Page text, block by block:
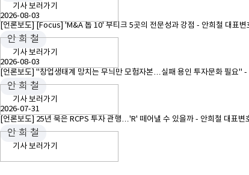
기사 보러가기
2026-08-03
[언론보도] [Focus] 'M&A 톱 10' 부티크 5곳의 전문성과 강점 - 안희철 대표변
안 희 철
기사 보러가기
2026-08-03
[언론보도] "창업생태계 망치는 무늬만 모험자본…실패 용인 투자문화 필요"
안 희 철
기사 보러가기
2026-07-31
[언론보도] 25년 묵은 RCPS 투자 관행…'R' 떼어낼 수 있을까 - 안희철 대표변
안 희 철
기사 보러가기